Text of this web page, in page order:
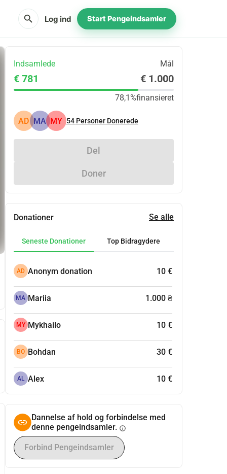
search Log ind Start Pengeindsamler
Indsamlede Mål
€ 781 € 1.000
78,1%finansieret
AD MA MY 54 Personer Donerede
Del
Doner
Donationer Se alle
Seneste Donationer Top Bidragydere
AD Anonym donation 10 €
MA Mariia 1.000 ₴
MY Mykhailo 10 €
BO Bohdan 30 €
AL Alex 10 €
Dannelse af hold og forbindelse med
denne pengeindsamler. info
Forbind Pengeindsamler